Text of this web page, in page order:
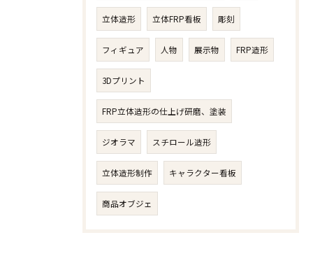
立体造形 立体FRP看板 彫刻
フィギュア 人物​ 展示物 FRP造形
3Dプリント
FRP立体造形の仕上げ研磨、塗装
ジオラマ スチロール造形
立体造形制作 キャラクター看板
商品オブジェ